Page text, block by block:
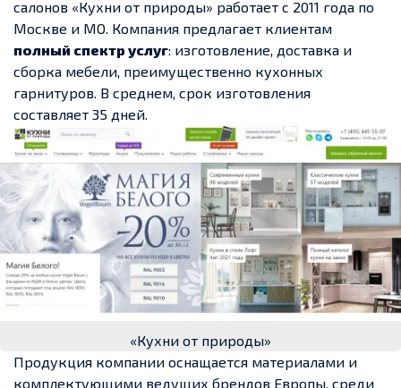
салонов «Кухни от природы» работает с 2011 года по
Москве и МО. Компания предлагает клиентам
полный спектр услуг: изготовление, доставка и
сборка мебели, преимущественно кухонных
гарнитуров. В среднем, срок изготовления
составляет 35 дней.
«Кухни от природы»
Продукция компании оснащается материалами и
комплектующими ведущих брендов Европы, среди